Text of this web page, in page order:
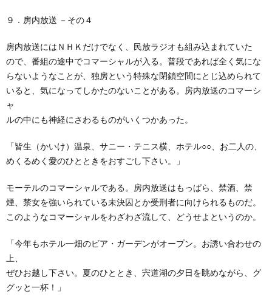
９．房内放送 －その４
房内放送にはＮＨＫだけでなく、民放ラジオも組み込まれていた
ので、番組の途中でコマーシャルが入る。普段であれば全く気にな
らないようなことが、独房という特殊な閉鎖空間にとじ込められて
いると、気になってしかたのないことがある。房内放送のコマーシ
ャ
ルの中にも神経にさわるものがいくつかあった。
「皆生（かいけ）温泉、サニー・テニス横、ホテル○○、お二人の、
めくるめく愛のひとときをおすごし下さい。」
モーテルのコマーシャルである。房内放送はもっぱら、禁酒、禁
煙、禁女を強いられている未決囚とか受刑者に向けられるものだ。
このようなコマーシャルをわざわざ流して、どうせよというのか。
「今年もホテル一畑のビア・ガーデンがオープン。お誘い合わせの
上、
ぜひお越し下さい。夏のひととき、宍道湖の夕日を眺めながら、グ
グッと一杯！」